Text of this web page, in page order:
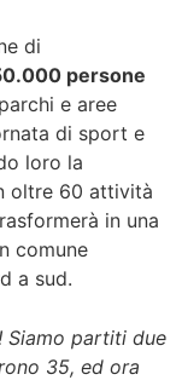
di
persone
e aree
di sport e
loro la
oltre 60 attività
in una
comune
a sud.
Siamo partiti due
35, ed ora